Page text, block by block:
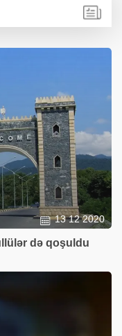
13 12 2020
də qoşuldu